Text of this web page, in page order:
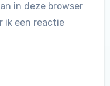
in deze browser
ik een reactie